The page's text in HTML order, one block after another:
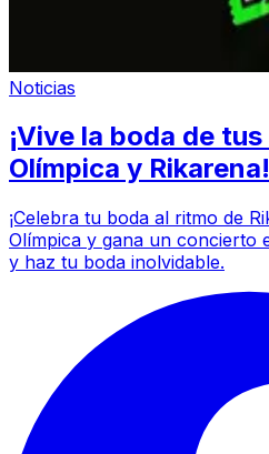
Noticias
¡Vive la boda de
Olímpica y Rikarena!
¡Celebra tu boda al ritmo de
Olímpica y gana un concierto
y haz tu boda inolvidable.